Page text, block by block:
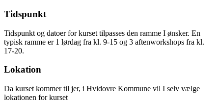
Tidspunkt
Tidspunkt og datoer for kurset tilpasses den ramme I ønsker. En
typisk ramme er 1 lørdag fra kl. 9-15 og 3 aftenworkshops fra kl.
17-20.
Lokation
Da kurset kommer til jer, i Hvidovre Kommune vil I selv vælge
lokationen for kurset